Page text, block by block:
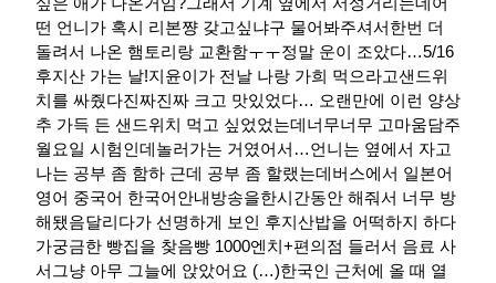
떤 언니가 혹시 리본쨩 갖고싶냐구 물어봐주셔서한번 더
돌려서 나온 햄토리랑 교환함ㅜㅜ정말 운이 조았다…​5/16
후지산 가는 날!지윤이가 전날 나랑 가희 먹으라고샌드위
치를 싸줬다진짜진짜 크고 맛있었다… 오랜만에 이런 양상
추 가득 든 샌드위치 먹고 싶었었는데너무너무 고마움담주
월요일 시험인데놀러가는 거였어서…언니는 옆에서 자고
나는 공부 좀 함하 근데 공부 좀 할랬는데버스에서 일본어
영어 중국어 한국어안내방송을한시간동안 해줘서 너무 방
해됐음달리다가 선명하게 보인 후지산밥을 어떡하지 하다
가궁금한 빵집을 찾음빵 1000엔치+편의점 들러서 음료 사
서그냥 아무 그늘에 앉았어요 (…)한국인 근처에 올 때 열